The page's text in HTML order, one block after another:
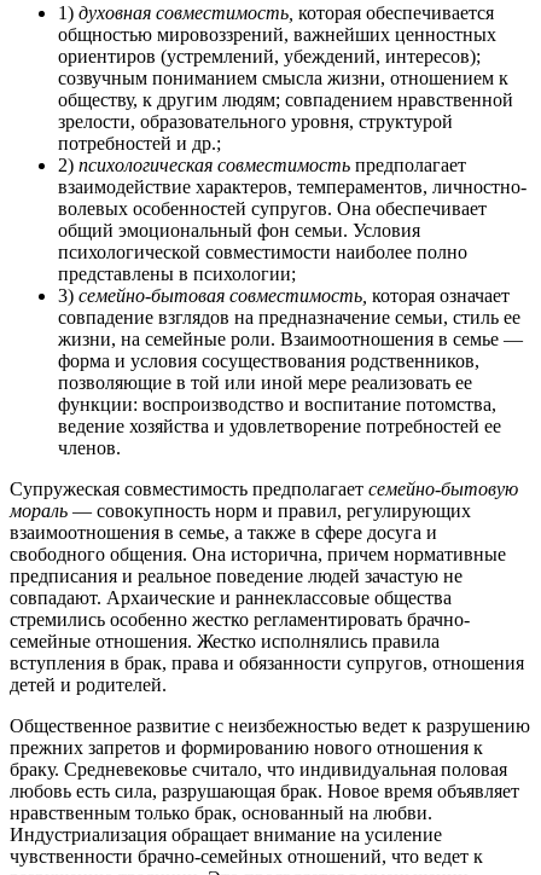
1) духовная совместимость, которая обеспечивается
общностью мировоззрений, важнейших ценностных
ориентиров (устремлений, убеждений, интересов);
созвучным пониманием смысла жизни, отношением к
обществу, к другим людям; совпадением нравственной
зрелости, образовательного уровня, структурой
потребностей и др.;
2) психологическая совместимость предполагает
взаимодействие характеров, темпераментов, личностно-
волевых особенностей супругов. Она обеспечивает
общий эмоциональный фон семьи. Условия
психологической совместимости наиболее полно
представлены в психологии;
3) семейно-бытовая совместимость, которая означает
совпадение взглядов на предназначение семьи, стиль ее
жизни, на семейные роли. Взаимоотношения в семье —
форма и условия сосуществования родственников,
позволяющие в той или иной мере реализовать ее
функции: воспроизводство и воспитание потомства,
ведение хозяйства и удовлетворение потребностей ее
членов.
Супружеская совместимость предполагает семейно-бытовую
мораль — совокупность норм и правил, регулирующих
взаимоотношения в семье, а также в сфере досуга и
свободного общения. Она исторична, причем нормативные
предписания и реальное поведение людей зачастую не
совпадают. Архаические и раннеклассовые общества
стремились особенно жестко регламентировать брачно-
семейные отношения. Жестко исполнялись правила
вступления в брак, права и обязанности супругов, отношения
детей и родителей.
Общественное развитие с неизбежностью ведет к разрушению
прежних запретов и формированию нового отношения к
браку. Средневековье считало, что индивидуальная половая
любовь есть сила, разрушающая брак. Новое время объявляет
нравственным только брак, основанный на любви.
Индустриализация обращает внимание на усиление
чувственности брачно-семейных отношений, что ведет к